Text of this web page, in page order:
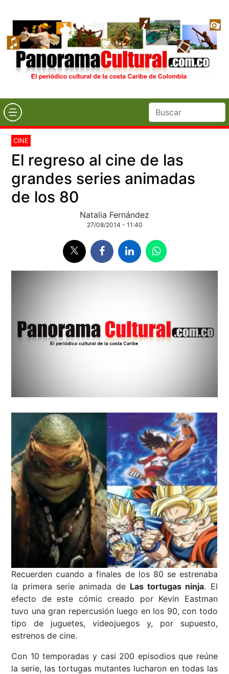
CINE
El regreso al cine de las
grandes series animadas
de los 80
Natalia Fernández
27/08/2014 - 11:40
Recuerden cuando a finales de los 80 se estrenaba
la primera serie animada de Las tortugas ninja. El
efecto de este cómic creado por Kevin Eastman
tuvo una gran repercusión luego en los 90, con todo
tipo de juguetes, videojuegos y, por supuesto,
estrenos de cine.
Con 10 temporadas y casi 200 episodios que reúne
la serie, las tortugas mutantes lucharon en todas las